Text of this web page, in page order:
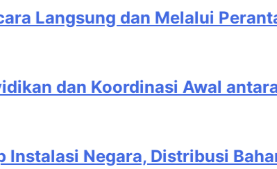
Perantaraan Orang Lain
Awal antara Penyidik dan
Bahan Pokok, dan